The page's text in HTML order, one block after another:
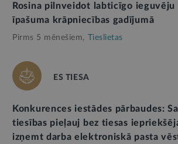
Rosina pilnveidot labticīgo ieguvēju
īpašuma krāpniecības gadījumā
Pirms 5 mēnešiem, Tieslietas
ES TIESA
Konkurences iestādes pārbaudes:
tiesības pieļauj bez tiesas
izņemt darba elektroniskā pasta